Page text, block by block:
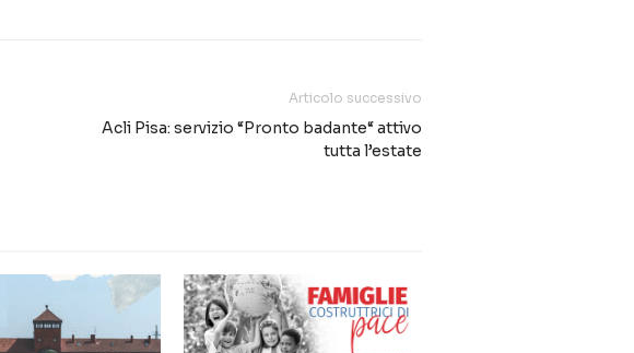
Articolo successivo
Acli Pisa: servizio “Pronto badante“ attivo
tutta l’estate